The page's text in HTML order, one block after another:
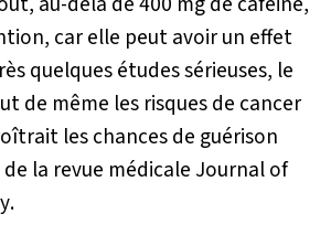
car elle peut avoir un effet
quelques études sérieuses, le
de même les risques de cancer
les chances de guérison
la revue médicale Journal of
.